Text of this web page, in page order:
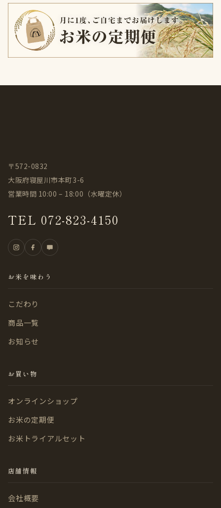
〒572-0832
大阪府寝屋川市本町3-6
営業時間 10:00 – 18:00（水曜定休）
TEL 072-823-4150
お米を味わう
こだわり
商品一覧
お知らせ
お買い物
オンラインショップ
お米の定期便
お米トライアルセット
店舗情報
会社概要